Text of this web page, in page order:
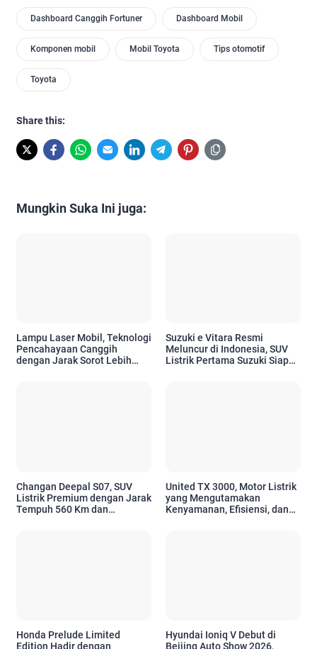
Dashboard Canggih Fortuner Dashboard Mobil
Komponen mobil Mobil Toyota Tips otomotif
Toyota
Share this:
Mungkin Suka Ini juga:
Lampu Laser Mobil, Teknologi
Pencahayaan Canggih
dengan Jarak Sorot Lebih
Suzuki e Vitara Resmi
Meluncur di Indonesia, SUV
Listrik Pertama Suzuki Siap
Changan Deepal S07, SUV
Listrik Premium dengan Jarak
Tempuh 560 Km dan
United TX 3000, Motor Listrik
yang Mengutamakan
Kenyamanan, Efisiensi, dan
Honda Prelude Limited
Edition Hadir dengan
Hyundai Ioniq V Debut di
Beijing Auto Show 2026,